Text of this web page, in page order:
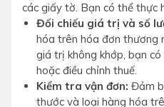
các giấy tờ. Bạn có thể thực
Đối chiếu giá trị và số
hóa trên hóa đơn thương
giá trị không khớp, bạn
hoặc điều chỉnh thuế.
Kiểm tra vận đơn: Đảm
thước và loại hàng hóa